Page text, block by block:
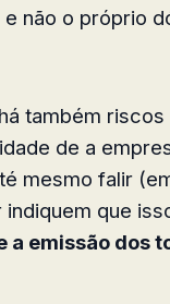
e não o próprio
também
de a
mesmo falir
indiquem que
a emissão dos